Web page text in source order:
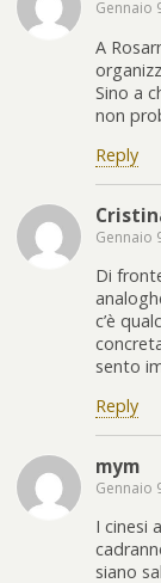
Gennaio
A
Sino a
non
Reply
Gennaio
Di
c’è
sento
Reply
mym
Gennaio
I cinesi
siano